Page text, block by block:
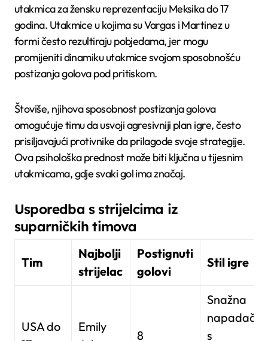
utakmica za žensku reprezentaciju Meksika do 17
godina. Utakmice u kojima su Vargas i Martinez u
formi često rezultiraju pobjedama, jer mogu
promijeniti dinamiku utakmice svojom sposobnošću
postizanja golova pod pritiskom.
Štoviše, njihova sposobnost postizanja golova
omogućuje timu da usvoji agresivniji plan igre, često
prisiljavajući protivnike da prilagode svoje strategije.
Ova psihološka prednost može biti ključna u tijesnim
utakmicama, gdje svaki gol ima značaj.
Usporedba s strijelcima iz
suparničkih timova
Tim
Najbolji
strijelac
Postignuti
golovi
Stil igre
USA do
Emily
8
Snažna
s